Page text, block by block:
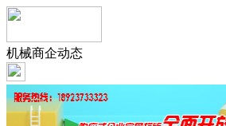
机械商企动态